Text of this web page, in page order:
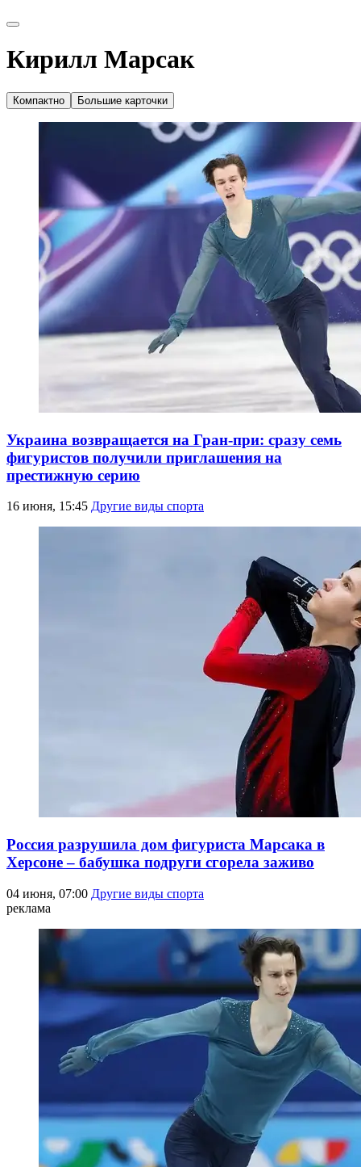
Кирилл Марсак
Компактно Большие карточки
Украина возвращается на Гран-при: сразу семь
фигуристов получили приглашения на
престижную серию
16 июня, 15:45 Другие виды спорта
Россия разрушила дом фигуриста Марсака в
Херсоне – бабушка подруги сгорела заживо
04 июня, 07:00 Другие виды спорта
реклама